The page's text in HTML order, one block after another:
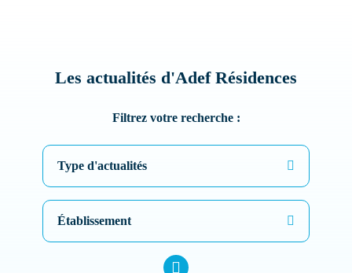
Les actualités d'Adef Résidences
Filtrez votre recherche :
Type d'actualités
Établissement